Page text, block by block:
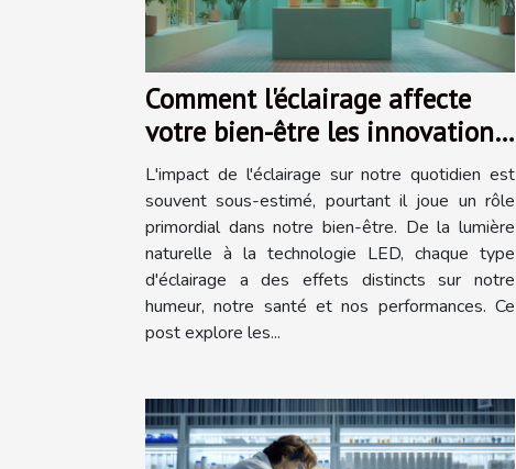
Comment l'éclairage affecte
votre bien-être les innovations
en éclairage biocompatible
L'impact de l'éclairage sur notre quotidien est
souvent sous-estimé, pourtant il joue un rôle
primordial dans notre bien-être. De la lumière
naturelle à la technologie LED, chaque type
d'éclairage a des effets distincts sur notre
humeur, notre santé et nos performances. Ce
post explore les...